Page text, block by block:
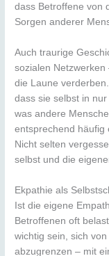
dass Betroffene von
Sorgen anderer
Auch traurige
sozialen
die Laune
dass sie selbst in
was andere
entsprechend häufig
Nicht selten
selbst und die
Ekpathie als
Ist die eigene
Betroffenen oft
wichtig sein, sich
abzugrenzen – mit